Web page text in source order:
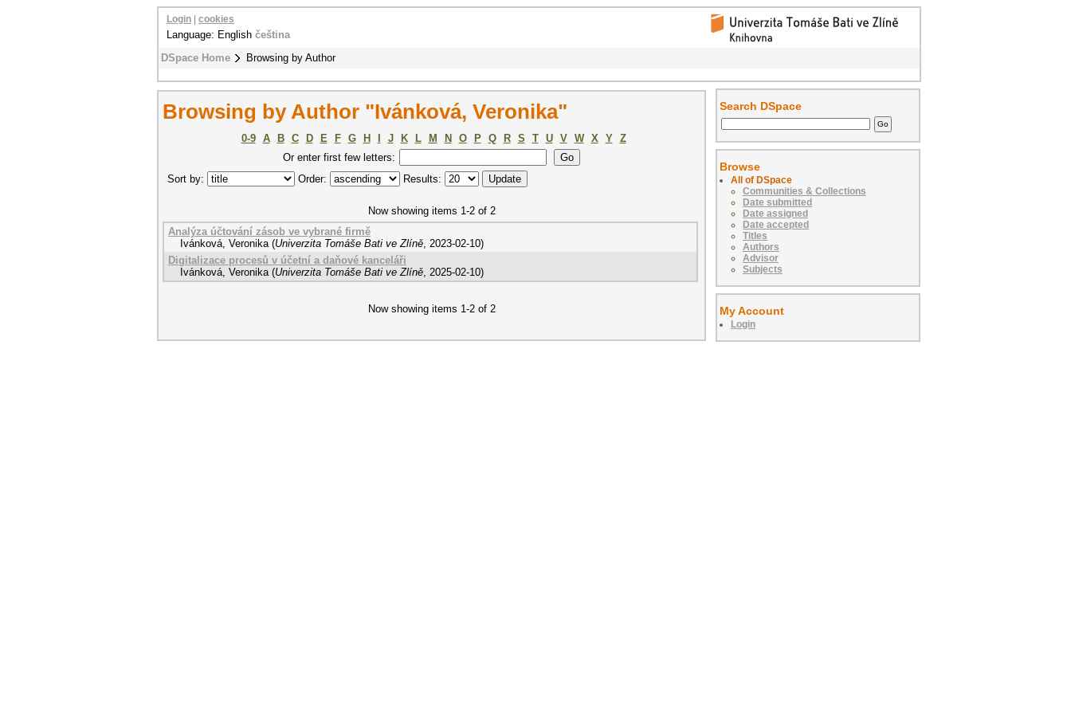
DSpace Home Browsing by Author
Login cookies
Language: English čeština
Browsing by Author "Ivánková, Veronika"
0-9 A B C D E F G H J K L M N O P Q R S T U V W X Y
Z
Or enter first few letters:
Sort by:
Order: Results:
Now showing items 1-2 of 2
Analýza účtování zásob ve vybrané firmě
Ivánková, Veronika (Univerzita Tomáše Bati ve Zlíně, 2023-02-10)
Digitalizace procesů v účetní a daňové kanceláři
Ivánková, Veronika (Univerzita Tomáše Bati ve Zlíně, 2025-02-10)
Now showing items 1-2 of 2
Search DSpace
Browse
All of DSpace
Communities & Collections
Date submitted
Date assigned
Date accepted
Titles
Authors
Advisor
Subjects
My Account
Login